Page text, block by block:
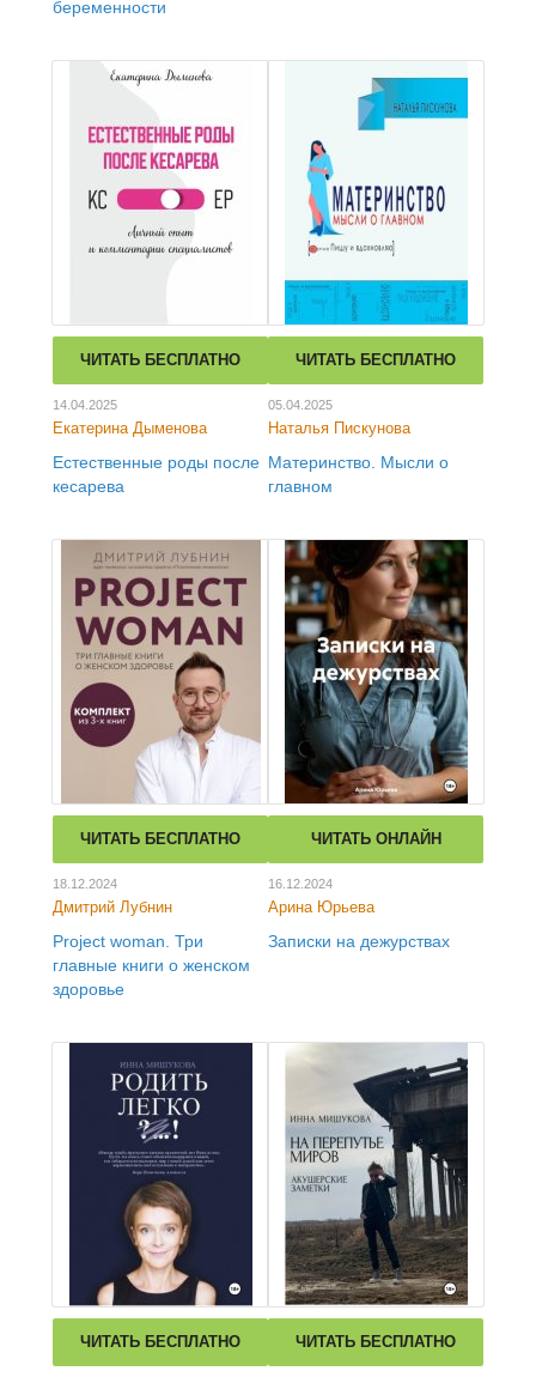
беременности
ЧИТАТЬ БЕСПЛАТНО
14.04.2025
Екатерина Дыменова
Естественные роды после
кесарева
ЧИТАТЬ БЕСПЛАТНО
05.04.2025
Наталья Пискунова
Материнство. Мысли о
главном
ЧИТАТЬ БЕСПЛАТНО
18.12.2024
Дмитрий Лубнин
Project woman. Три
главные книги о женском
здоровье
ЧИТАТЬ ОНЛАЙН
16.12.2024
Арина Юрьева
Записки на дежурствах
ЧИТАТЬ БЕСПЛАТНО ЧИТАТЬ БЕСПЛАТНО